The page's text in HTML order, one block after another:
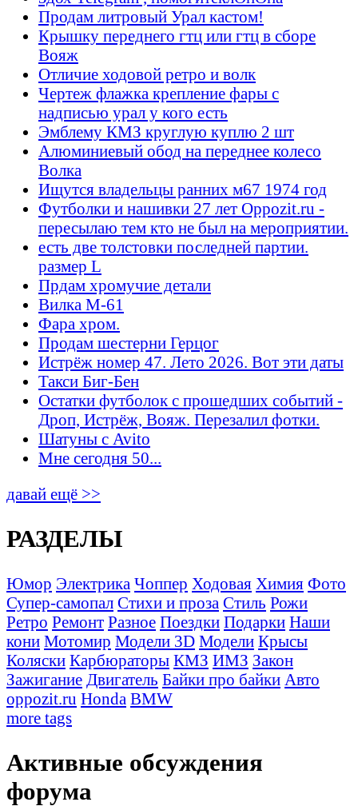
Продам литровый Урал кастом!
Крышку переднего гтц или гтц в сборе
Вояж
Отличие ходовой ретро и волк
Чертеж флажка крепление фары с
надписью урал у кого есть
Эмблему КМЗ круглую куплю 2 шт
Алюминиевый обод на переднее колесо
Волка
Ищутся владельцы ранних м67 1974 год
Футболки и нашивки 27 лет Oppozit.ru -
пересылаю тем кто не был на мероприятии.
есть две толстовки последней партии.
размер L
Прдам хромучие детали
Вилка М-61
Фара хром.
Продам шестерни Герцог
Истрёж номер 47. Лето 2026. Вот эти даты
Такси Биг-Бен
Остатки футболок с прошедших событий -
Дроп, Истрёж, Вояж. Перезалил фотки.
Шатуны с Avito
Мне сегодня 50...
давай ещё >>
РАЗДЕЛЫ
Юмор Электрика Чоппер Ходовая Химия Фото
Супер-самопал Стихи и проза Стиль Рожи
Ретро Ремонт Разное Поездки Подарки Наши
кони Мотомир Модели 3D Модели Крысы
Коляски Карбюраторы КМЗ ИМЗ Закон
Зажигание Двигатель Байки про байки Авто
oppozit.ru Honda BMW
more tags
Активные обсуждения
форума